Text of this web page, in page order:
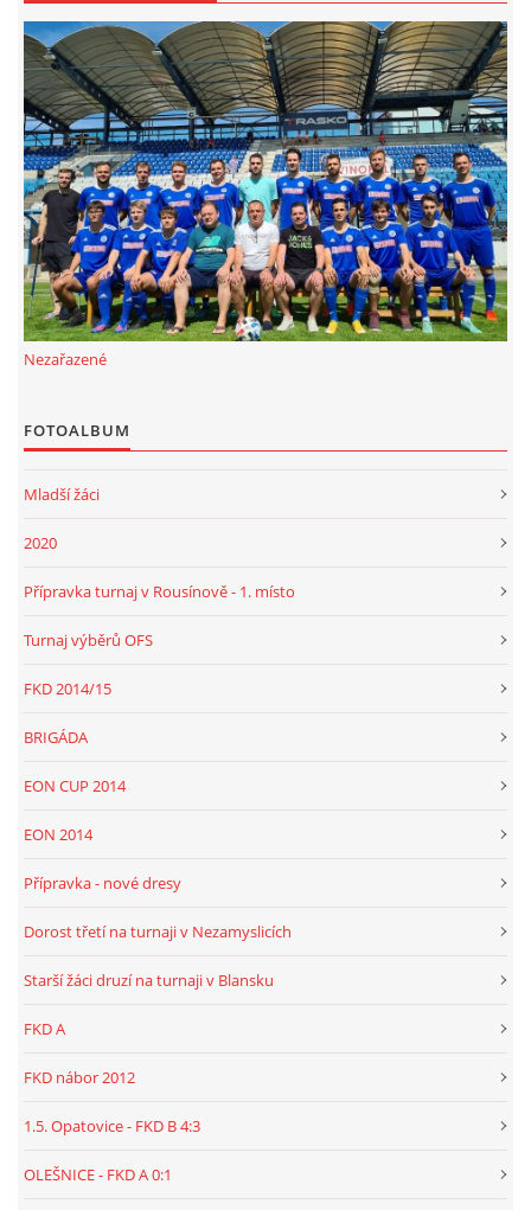
FKD, z.s.
Drnovice 704
68304 Drnovice
ičo 27005305
č.ú. 3227086359 / 0800
sekretarfkd@centrum.cz
© 2026 eStránky.cz |RSS
Nezařazené
FOTOALBUM
Mladší žáci
2020
Přípravka turnaj v Rousínově - 1. místo
Turnaj výběrů OFS
FKD 2014/15
BRIGÁDA
EON CUP 2014
EON 2014
Přípravka - nové dresy
Dorost třetí na turnaji v Nezamyslicích
Starší žáci druzí na turnaji v Blansku
FKD A
FKD nábor 2012
1.5. Opatovice - FKD B 4:3
OLEŠNICE - FKD A 0:1